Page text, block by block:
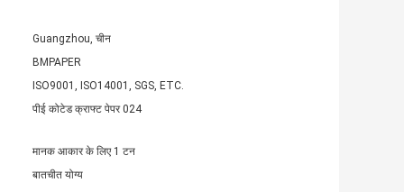
Guangzhou, चीन
BMPAPER
ISO9001, ISO14001, SGS, ETC.
पीई कोटेड क्राफ्ट पेपर 024
मानक आकार के लिए 1 टन
बातचीत योग्य